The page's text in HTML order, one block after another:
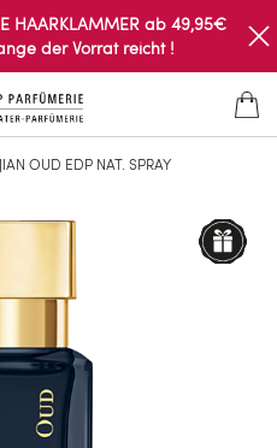
HAARKLAMMER ab 49,95€
der Vorrat reicht !
OUD EDP NAT. SPRAY